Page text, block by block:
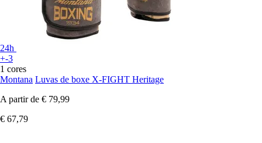
24h
+-3
1 cores
Montana Luvas de boxe X-FIGHT Heritage
A partir de € 79,99
€ 67,79